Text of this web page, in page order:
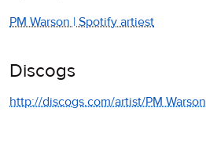
PM Warson | Spotify artiest
Discogs
http://discogs.com/artist/PM Warson